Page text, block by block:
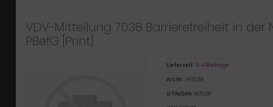
VDV-Mitteilung 7038 Barrierefreiheit in
PBefG [Print]
Lieferzeit: 3-4 Werktage
Art.Nr.: M7038
GTIN/EAN: M7038